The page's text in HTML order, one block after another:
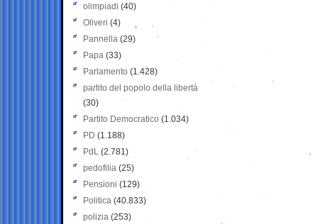
olimpiadi (40)
Oliveri (4)
Pannella (29)
Papa (33)
Parlamento (1.428)
partito del popolo della libertà
(30)
Partito Democratico (1.034)
PD (1.188)
PdL (2.781)
pedofilia (25)
Pensioni (129)
Politica (40.833)
polizia (253)